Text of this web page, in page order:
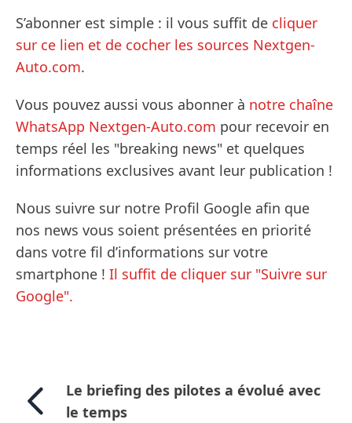
S’abonner est simple : il vous suffit de cliquer
sur ce lien et de cocher les sources Nextgen-
Auto.com.
Vous pouvez aussi vous abonner à notre chaîne
WhatsApp Nextgen-Auto.com pour recevoir en
temps réel les "breaking news" et quelques
informations exclusives avant leur publication !
Nous suivre sur notre Profil Google afin que
nos news vous soient présentées en priorité
dans votre fil d’informations sur votre
smartphone ! Il suffit de cliquer sur "Suivre sur
Google".
Le briefing des pilotes a évolué avec
le temps